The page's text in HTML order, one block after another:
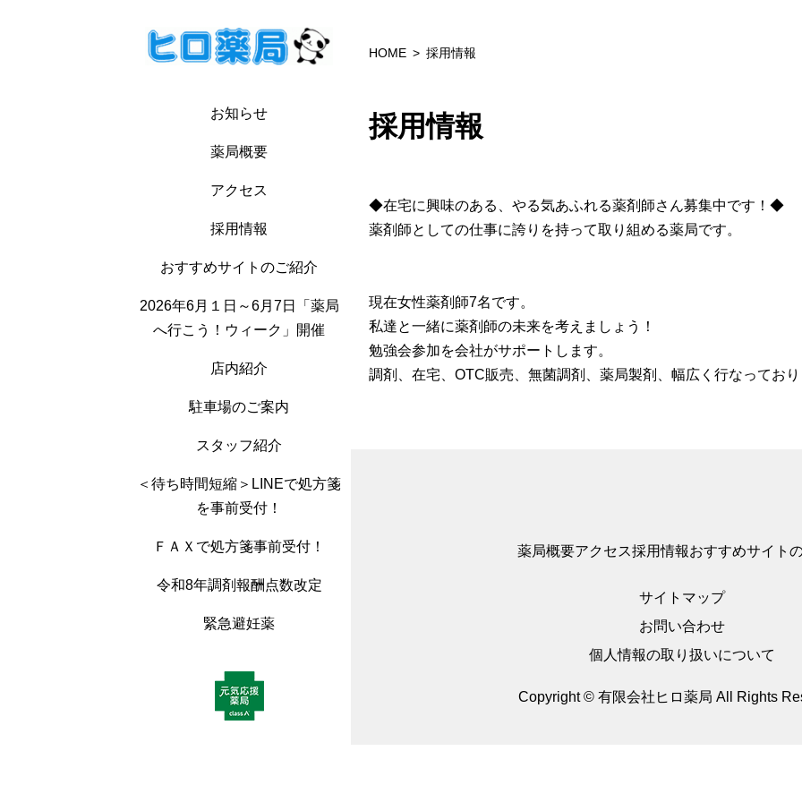
お知らせ
薬局概要
アクセス
採用情報
おすすめサイトのご紹介
2026年6月１日～6月7日「薬局
へ行こう！ウィーク」開催
店内紹介
駐車場のご案内
スタッフ紹介
＜待ち時間短縮＞LINEで処方箋
を事前受付！
ＦＡＸで処方箋事前受付！
令和8年調剤報酬点数改定
緊急避妊薬
HOME 採用情報
採用情報
◆在宅に興味のある、やる気あふれる薬剤師さん募集中です！◆
薬剤師としての仕事に誇りを持って取り組める薬局です。
現在女性薬剤師7名です。
私達と一緒に薬剤師の未来を考えましょう！
勉強会参加を会社がサポートします。
調剤、在宅、OTC販売、無菌調剤、薬局製剤、幅広く行なってお
薬局概要アクセス採用情報おすすめサイト
サイトマップ
お問い合わせ
個人情報の取り扱いについて
Copyright © 有限会社ヒロ薬局 All Rights